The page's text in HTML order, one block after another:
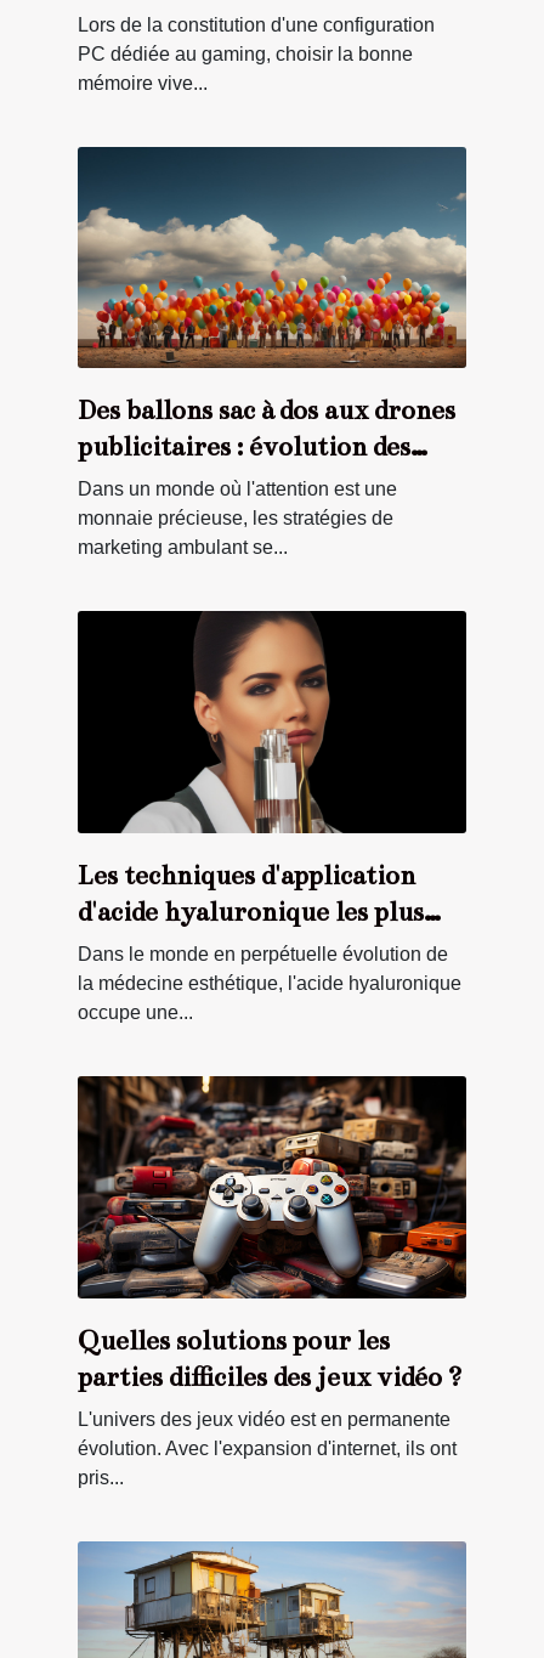
stockage pour votre PC gamer
i7 afin d'améliorer les
performances et la réactivité
Lors de la constitution d'une configuration
PC dédiée au gaming, choisir la bonne
mémoire vive...
Des ballons sac à dos aux drones
publicitaires : évolution des
supports de marketing
ambulant
Dans un monde où l'attention est une
monnaie précieuse, les stratégies de
marketing ambulant se...
Les techniques d'application
d'acide hyaluronique les plus
innovantes
Dans le monde en perpétuelle évolution de
la médecine esthétique, l'acide hyaluronique
occupe une...
Quelles solutions pour les
parties difficiles des jeux vidéo ?
L'univers des jeux vidéo est en permanente
évolution. Avec l'expansion d'internet, ils ont
pris...